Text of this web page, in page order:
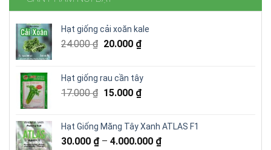
Hạt giống cải xoăn kale
24.000₫ Giá
24.000 ₫.
20.000 ₫Giá
là:
20.000 ₫.
Hạt giống rau cần tây
17.000₫ Giá
17.000 ₫.
15.000 ₫Giá
là:
15.000 ₫.
Hạt Giống Măng Tây Xanh ATLAS F1
30.000 ₫– 4.000.000 ₫